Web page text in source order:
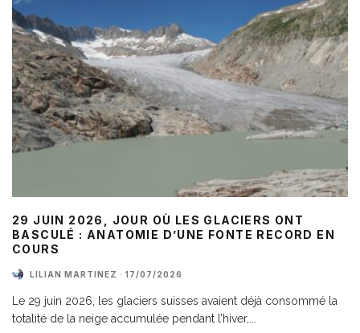
29 JUIN 2026, JOUR OÙ LES GLACIERS ONT
BASCULÉ : ANATOMIE D’UNE FONTE RECORD EN
COURS
LILIAN MARTINEZ · 17/07/2026
Le 29 juin 2026, les glaciers suisses avaient déjà consommé la
totalité de la neige accumulée pendant l’hiver,